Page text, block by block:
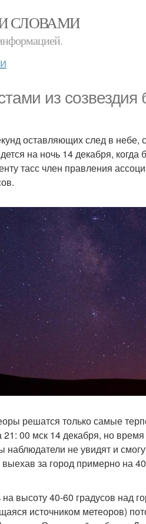
СЛОВАМИ
из созвездия
оставляющих след в небе,
на ночь 14 декабря, когда
тасс член правления
решатся только самые
00 мск 14 декабря, но
не увидят и
за город примерно на
высоту 40-60 градусов над
источником метеоров)